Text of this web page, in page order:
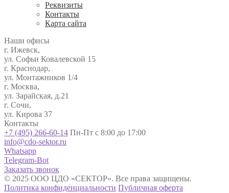
Реквизиты
Контакты
Карта сайта
Наши офисы
г. Ижевск,
ул. Софьи Ковалевской 15
г. Краснодар,
ул. Монтажников 1/4
г. Москва,
ул. Зарайская, д.21
г. Сочи,
ул. Кирова 37
Контакты
+7 (495) 266-60-14 Пн-Пт с 8:00 до 17:00
info@cdo-sektor.ru
Whatsapp
Telegram-Bot
Заказать звонок
© 2025 ООО ЦДО «СЕКТОР». Все права защищены.
Политика конфиденциальности Публичная оферта